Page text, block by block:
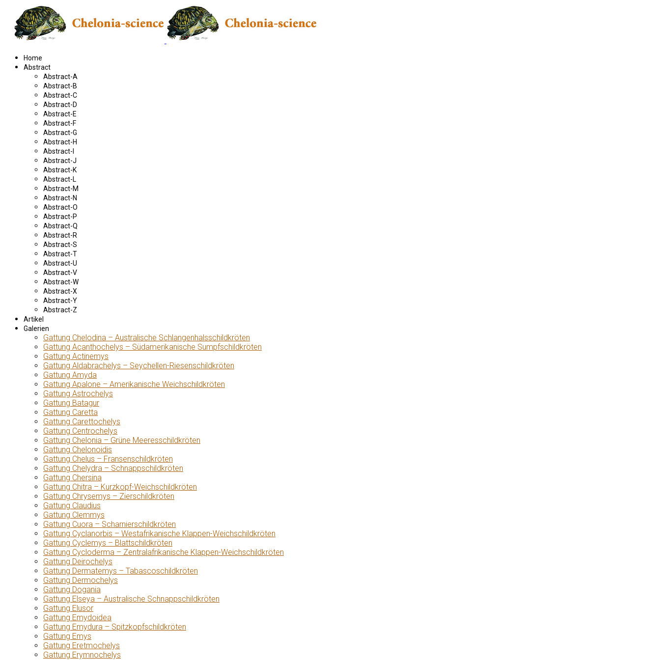
Home
Abstract
Abstract-A
Abstract-B
Abstract-C
Abstract-D
Abstract-E
Abstract-F
Abstract-G
Abstract-H
Abstract-I
Abstract-J
Abstract-K
Abstract-L
Abstract-M
Abstract-N
Abstract-O
Abstract-P
Abstract-Q
Abstract-R
Abstract-S
Abstract-T
Abstract-U
Abstract-V
Abstract-W
Abstract-X
Abstract-Y
Abstract-Z
Artikel
Galerien
Gattung Chelodina – Australische Schlangenhalsschildkröten
Gattung Acanthochelys – Südamerikanische Sumpfschildkröten
Gattung Actinemys
Gattung Aldabrachelys – Seychellen-Riesenschildkröten
Gattung Amyda
Gattung Apalone – Amerikanische Weichschildkröten
Gattung Astrochelys
Gattung Batagur
Gattung Caretta
Gattung Carettochelys
Gattung Centrochelys
Gattung Chelonia – Grüne Meeresschildkröten
Gattung Chelonoidis
Gattung Chelus – Fransenschildkröten
Gattung Chelydra – Schnappschildkröten
Gattung Chersina
Gattung Chitra – Kurzkopf-Weichschildkröten
Gattung Chrysemys – Zierschildkröten
Gattung Claudius
Gattung Clemmys
Gattung Cuora – Scharnierschildkröten
Gattung Cyclanorbis – Westafrikanische Klappen-Weichschildkröten
Gattung Cyclemys – Blattschildkröten
Gattung Cycloderma – Zentralafrikanische Klappen-Weichschildkröten
Gattung Deirochelys
Gattung Dermatemys – Tabascoschildkröten
Gattung Dermochelys
Gattung Dogania
Gattung Elseya – Australische Schnappschildkröten
Gattung Elusor
Gattung Emydoidea
Gattung Emydura – Spitzkopfschildkröten
Gattung Emys
Gattung Eretmochelys
Gattung Erymnochelys